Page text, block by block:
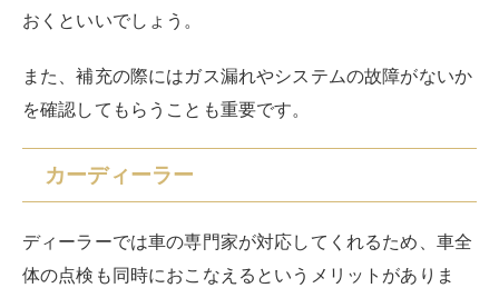
おくといいでしょう。
また、補充の際にはガス漏れやシステムの故障がないか
を確認してもらうことも重要です。
カーディーラー
ディーラーでは車の専門家が対応してくれるため、車全
体の点検も同時におこなえるというメリットがありま